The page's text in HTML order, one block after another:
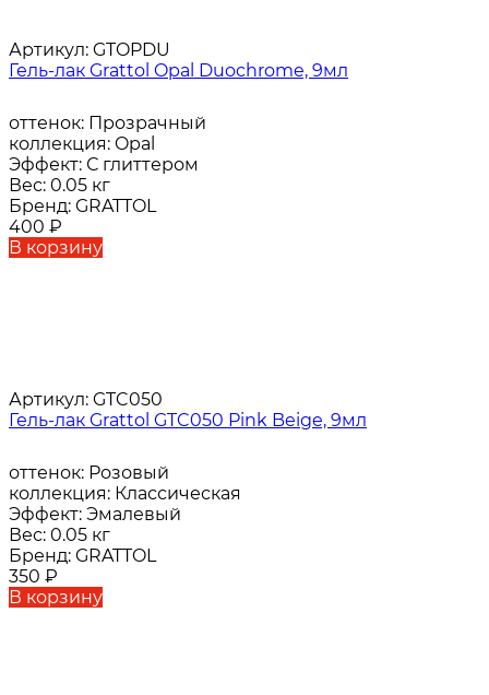
Артикул: GTOPDU
Гель-лак Grattol Opal Duochrome, 9мл
оттенок: Прозрачный
коллекция: Opal
Эффект: С глиттером
Вес: 0.05 кг
Бренд: GRATTOL
400 ₽
В корзину
Артикул: GTC050
Гель-лак Grattol GTC050 Pink Beige, 9мл
оттенок: Розовый
коллекция: Классическая
Эффект: Эмалевый
Вес: 0.05 кг
Бренд: GRATTOL
350 ₽
В корзину